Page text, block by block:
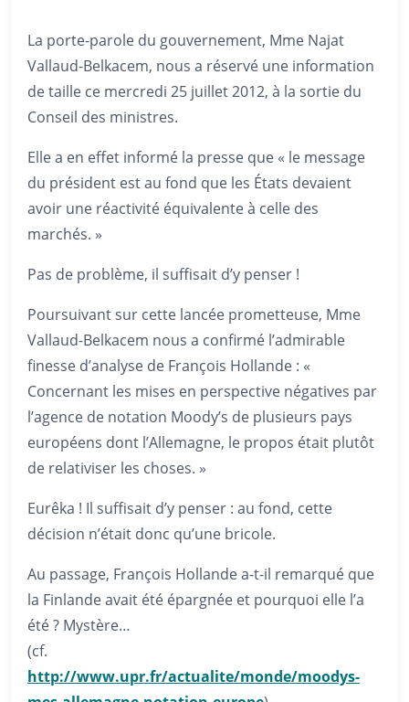
La porte-parole du gouvernement, Mme Najat
Vallaud-Belkacem, nous a réservé une information
de taille ce mercredi 25 juillet 2012, à la sortie du
Conseil des ministres.
Elle a en effet informé la presse que « le message
du président est au fond que les États devaient
avoir une réactivité équivalente à celle des
marchés. »
Pas de problème, il suffisait d’y penser !
Poursuivant sur cette lancée prometteuse, Mme
Vallaud-Belkacem nous a confirmé l’admirable
finesse d’analyse de François Hollande : «
Concernant les mises en perspective négatives par
l’agence de notation Moody’s de plusieurs pays
européens dont l’Allemagne, le propos était plutôt
de relativiser les choses. »
Eurêka ! Il suffisait d’y penser : au fond, cette
décision n’était donc qu’une bricole.
Au passage, François Hollande a-t-il remarqué que
la Finlande avait été épargnée et pourquoi elle l’a
été ? Mystère…
(cf.
http://www.upr.fr/actualite/monde/moodys-